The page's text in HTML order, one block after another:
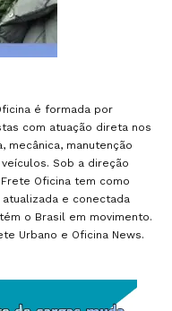
é formada por
com atuação direta nos
mecânica, manutenção
Sob a direção
Oficina tem como
e conectada
o Brasil em movimento.
Urbano e Oficina News.